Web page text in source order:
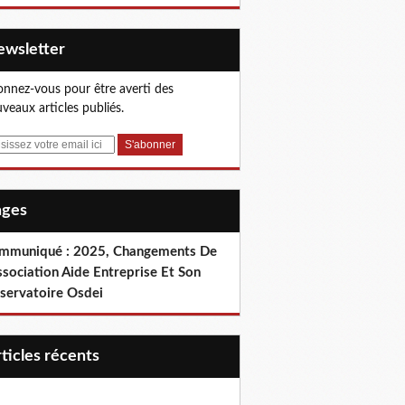
vous pour être averti des
articles publiés.
: 2025, Changements De
Aide Entreprise Et Son
Osdei
récents